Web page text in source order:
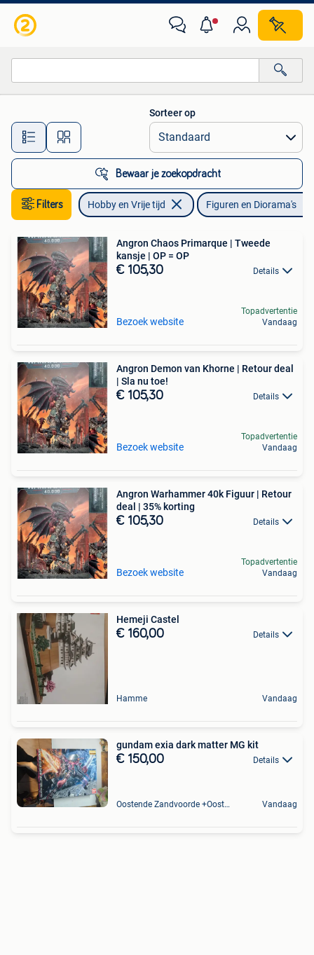
Alle afstanden…
Sorteer op
Bewaar je zoekopdracht
Filters Hobby en Vrije tijd Figuren en Diorama's
Angron Chaos Primarque | Tweede
kansje | OP = OP
€ 105,30 Details
Bezoek website
Topadvertentie
Vandaag
Angron Demon van Khorne | Retour deal
| Sla nu toe!
€ 105,30 Details
Bezoek website
Topadvertentie
Vandaag
Angron Warhammer 40k Figuur | Retour
deal | 35% korting
€ 105,30 Details
Bezoek website
Topadvertentie
Vandaag
Hemeji Castel
€ 160,00 Details
Hamme Vandaag
gundam exia dark matter MG kit
€ 150,00 Details
Oostende Zandvoorde +Oostende Vandaag